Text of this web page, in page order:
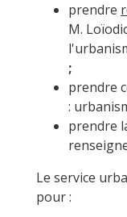
prendre
M.
;
prendre
:
prendre
Le service
pour :